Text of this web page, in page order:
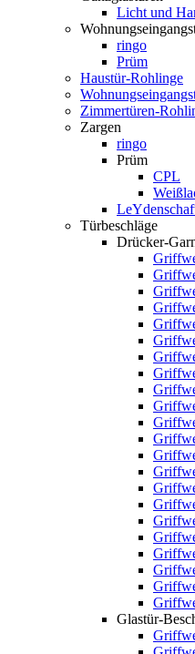
Licht und
ringo
Prüm
Haustür-Rohlinge
Zimmertüren-
Zargen
ringo
Prüm
CPL
Türbeschläge
Drücker-
Glastür-